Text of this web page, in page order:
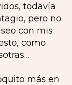
todavía
pero no
con mis
como
más en